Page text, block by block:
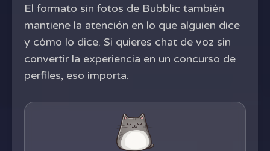
El formato sin fotos de Bubblic también
mantiene la atención en lo que alguien dice
y cómo lo dice. Si quieres chat de voz sin
convertir la experiencia en un concurso de
perfiles, eso importa.